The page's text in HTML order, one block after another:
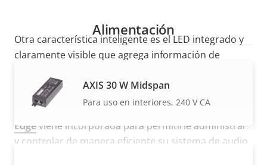
Otra característica inteligente es el LED integrado y
claramente visible que agrega información de
diferentes.
Además, nuestra aplicación
AXIS Audio Manager
Edge viene incorporada para permitirle administrar
y controlar de manera eficiente su sistema de audio.
Alimentación
AXIS 30 W Midspan
Para uso en interiores, 240 V CA